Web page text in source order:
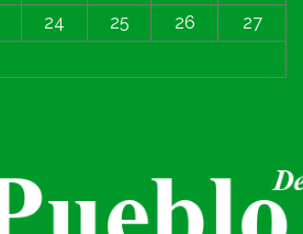
24 25 26
27